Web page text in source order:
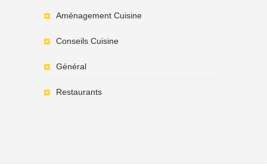
Aménagement Cuisine
Conseils Cuisine
Général
Restaurants